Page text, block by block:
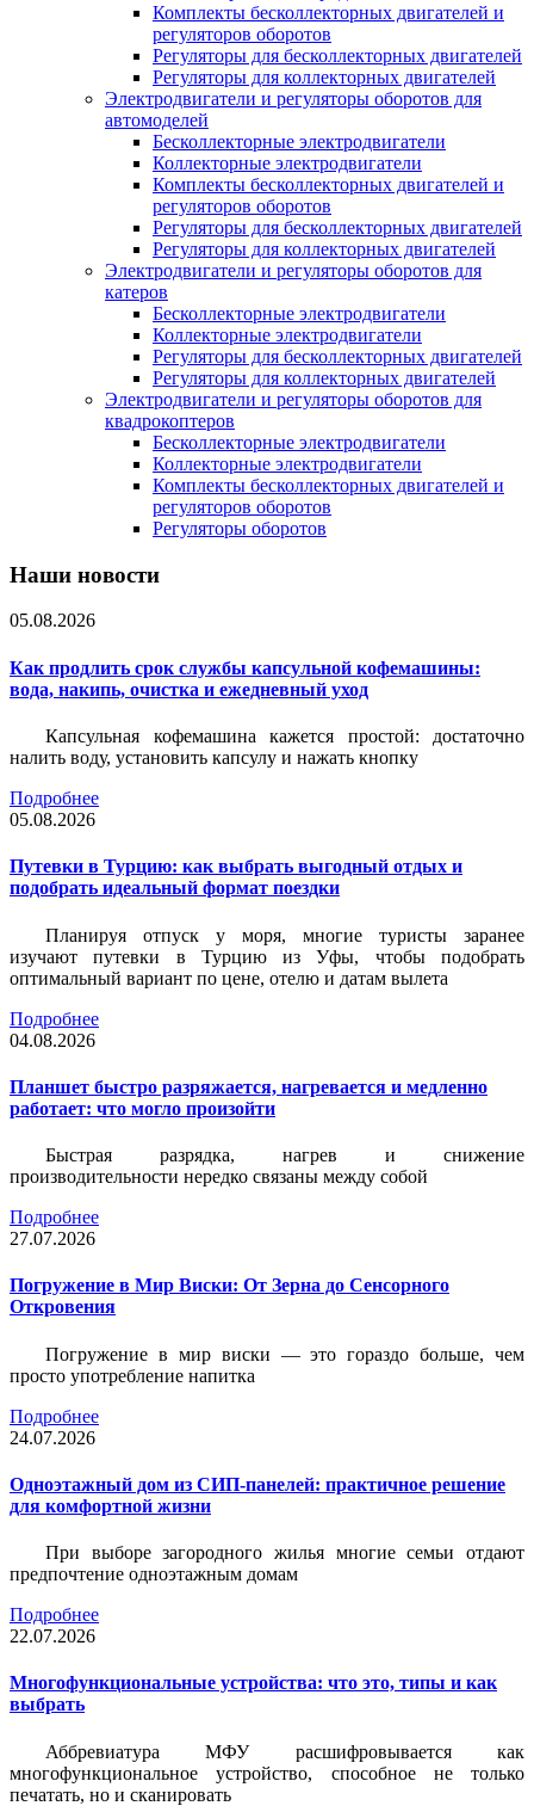
Комплекты бесколлекторных двигателей и
регуляторов оборотов
Регуляторы для бесколлекторных двигателей
Регуляторы для коллекторных двигателей
Электродвигатели и регуляторы оборотов для
автомоделей
Бесколлекторные электродвигатели
Коллекторные электродвигатели
Комплекты бесколлекторных двигателей и
регуляторов оборотов
Регуляторы для бесколлекторных двигателей
Регуляторы для коллекторных двигателей
Электродвигатели и регуляторы оборотов для
катеров
Бесколлекторные электродвигатели
Коллекторные электродвигатели
Регуляторы для бесколлекторных двигателей
Регуляторы для коллекторных двигателей
Электродвигатели и регуляторы оборотов для
квадрокоптеров
Бесколлекторные электродвигатели
Коллекторные электродвигатели
Комплекты бесколлекторных двигателей и
регуляторов оборотов
Регуляторы оборотов
Наши новости
05.08.2026
Как продлить срок службы капсульной кофемашины:
вода, накипь, очистка и ежедневный уход
Капсульная кофемашина кажется простой: достаточно
налить воду, установить капсулу и нажать кнопку
Подробнее
05.08.2026
Путевки в Турцию: как выбрать выгодный отдых и
подобрать идеальный формат поездки
Планируя отпуск у моря, многие туристы заранее
изучают путевки в Турцию из Уфы, чтобы подобрать
оптимальный вариант по цене, отелю и датам вылета
Подробнее
04.08.2026
Планшет быстро разряжается, нагревается и медленно
работает: что могло произойти
Быстрая разрядка, нагрев и снижение
производительности нередко связаны между собой
Подробнее
27.07.2026
Погружение в Мир Виски: От Зерна до Сенсорного
Откровения
Погружение в мир виски — это гораздо больше, чем
просто употребление напитка
Подробнее
24.07.2026
Одноэтажный дом из СИП-панелей: практичное решение
для комфортной жизни
При выборе загородного жилья многие семьи отдают
предпочтение одноэтажным домам
Подробнее
22.07.2026
Многофункциональные устройства: что это, типы и как
выбрать
Аббревиатура МФУ расшифровывается как
многофункциональное устройство, способное не только
печатать, но и сканировать